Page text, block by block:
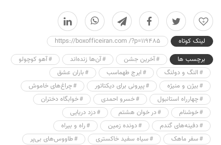
0
لینک کوتاه
https://boxofficeiran.com /?p=119485
برچسب ها
آخرین جشن آن‌ها زنده‌اند
آهو کوچولو
النگ و دولنگ
ایرج طهماسب
باران عشق
بیژن و منیژه
پپرونی برای دیکتاتور
چراغ‌های خاموش
چهارراه استانبول
خسرو احمدی
خوابگاه دختران
خوشنام
در خوان هشتم
دزد دریایی
دفینه‌های گندم
دونده زمین
راه و بیراه
سفر ماهک
سیاه سفید خاکستری
طاووس‌های بی‌پر